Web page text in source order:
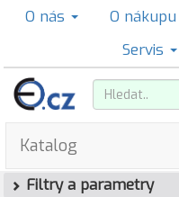
O nás O nákupu
Servis
Katalog
Filtry a parametry